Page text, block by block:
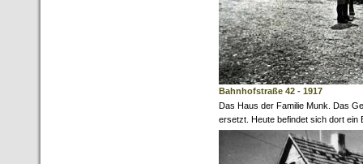
Bahnhofstraße 42 - 1917
Das Haus der Familie Munk. Das
ersetzt. Heute befindet sich dort ein